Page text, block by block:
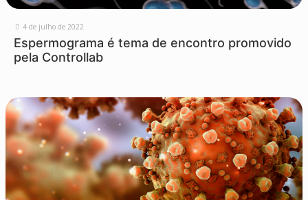
4 de julho de 2022
Espermograma é tema de encontro promovido
pela Controllab